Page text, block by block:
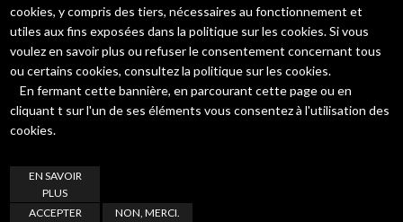
cookies, y compris des tiers, nécessaires au fonctionnement et
utiles aux fins exposées dans la politique sur les cookies. Si vous
voulez en savoir plus ou refuser le consentement concernant tous
ou certains cookies, consultezla politique sur les cookies.
En fermant cette bannière, en parcourant cette page ou en
cliquant t sur l'un de ses éléments vous consentez à l'utilisation des
cookies.
EN SAVOIR
PLUS
ACCEPTER
NON, MERCI.